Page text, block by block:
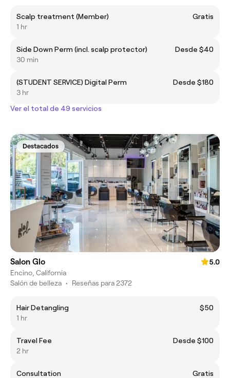
Scalp treatment (Member)
Gratis
1 hr
Side Down Perm (incl. scalp protector)
Desde $40
30 min
(STUDENT SERVICE) Digital Perm
Desde $180
3 hr
Ver el total de 49 servicios
Destacados
Salon Glo
5.0
Encino, California
Salón de belleza • Reseñas para 2372
Hair Detangling
$50
1 hr
Travel Fee
Desde $100
2 hr
Consultation
Gratis